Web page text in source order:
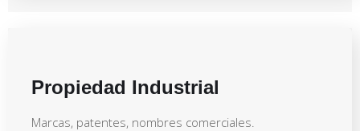
Propiedad Industrial
Marcas, patentes, nombres comerciales.